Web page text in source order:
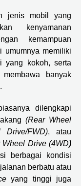
jenis mobil yang
kenyamanan
kemampuan
umumnya memiliki
yang kokoh, serta
banyak
dilengkapi
(Rear Wheel
Drive/FWD), atau
Drive (4WD)
berbagai kondisi
berbatu atau
yang tinggi juga